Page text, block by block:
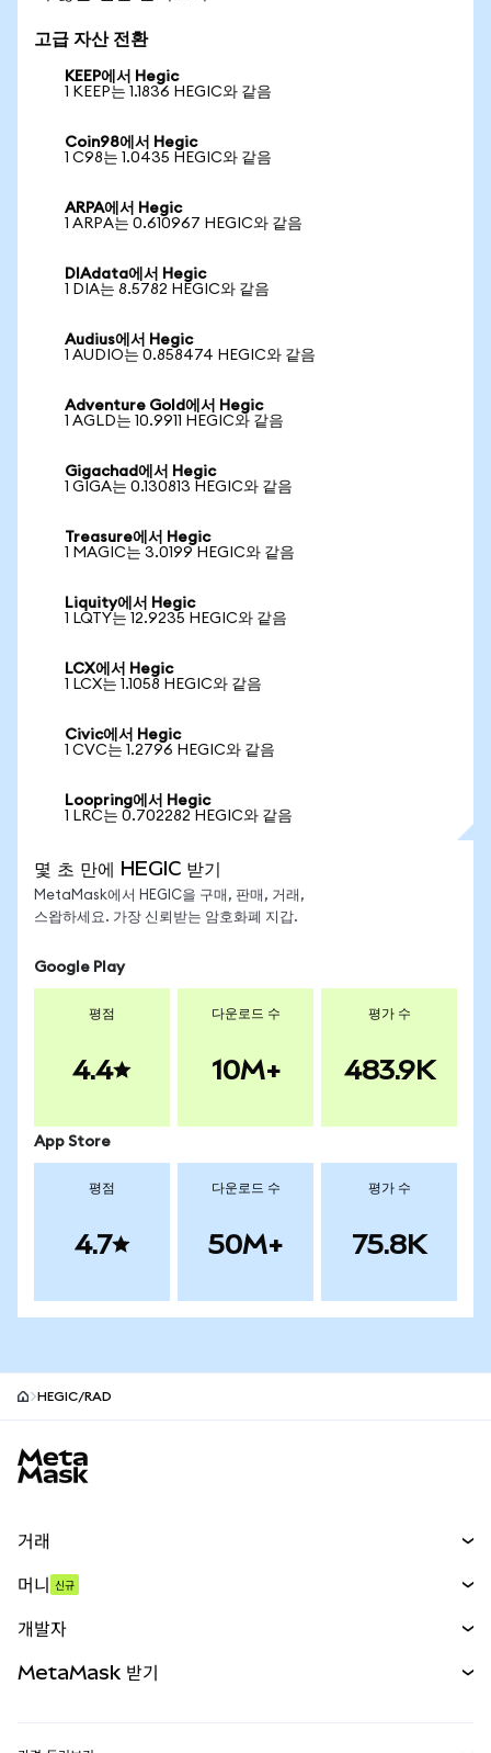
고급 자산 전환
KEEP에서 Hegic
1 KEEP는 1.1836 HEGIC와 같음
Coin98에서 Hegic
1 C98는 1.0435 HEGIC와 같음
ARPA에서 Hegic
1 ARPA는 0.610967 HEGIC와 같음
DIAdata에서 Hegic
1 DIA는 8.5782 HEGIC와 같음
Audius에서 Hegic
1 AUDIO는 0.858474 HEGIC와 같음
Adventure Gold에서 Hegic
1 AGLD는 10.9911 HEGIC와 같음
Gigachad에서 Hegic
1 GIGA는 0.130813 HEGIC와 같음
Treasure에서 Hegic
1 MAGIC는 3.0199 HEGIC와 같음
Liquity에서 Hegic
1 LQTY는 12.9235 HEGIC와 같음
LCX에서 Hegic
1 LCX는 1.1058 HEGIC와 같음
Civic에서 Hegic
1 CVC는 1.2796 HEGIC와 같음
Loopring에서 Hegic
1 LRC는 0.702282 HEGIC와 같음
몇 초 만에 HEGIC 받기
MetaMask에서 HEGIC을 구매, 판매, 거래,
스왑하세요. 가장 신뢰받는 암호화폐 지갑.
Google Play
평점
4.4
다운로드 수
10M+
평가 수
483.9K
App Store
평점
4.7
다운로드 수
50M+
평가 수
75.8K
HEGIC/RAD
거래
무기한 선물
실물자산
머니 신규
개발자
MetaMask 받기